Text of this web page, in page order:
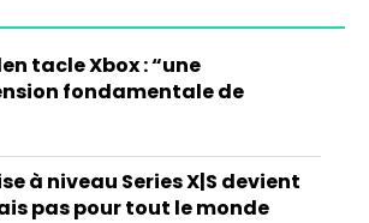
tacle Xbox : “une
fondamentale de
à niveau Series X|S devient
pas pour tout le monde